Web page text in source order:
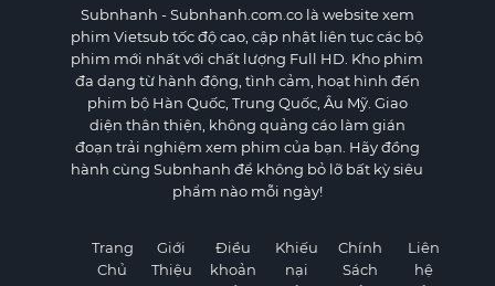
Subnhanh - Subnhanh.com.co là website xem
phim Vietsub tốc độ cao, cập nhật liên tục các bộ
phim mới nhất với chất lượng Full HD. Kho phim
đa dạng từ hành động, tình cảm, hoạt hình đến
phim bộ Hàn Quốc, Trung Quốc, Âu Mỹ. Giao
diện thân thiện, không quảng cáo làm gián
đoạn trải nghiệm xem phim của bạn. Hãy đồng
hành cùng Subnhanh để không bỏ lỡ bất kỳ siêu
phẩm nào mỗi ngày!
Trang
Chủ
Giới
Thiệu
Điều
khoản
Khiếu
nại
Chính
Sách
Liên
hệ